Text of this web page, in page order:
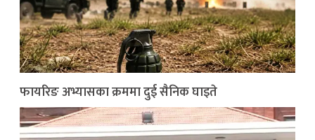
फायरिङ अभ्यासका क्रममा दुई सैनिक घाइते